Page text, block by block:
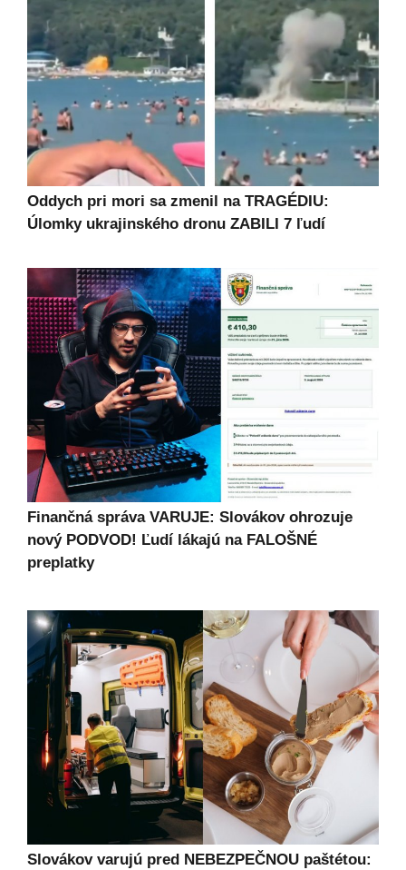
Oddych pri mori sa zmenil na TRAGÉDIU:
Úlomky ukrajinského dronu ZABILI 7 ľudí
Finančná správa VARUJE: Slovákov ohrozuje
nový PODVOD! Ľudí lákajú na FALOŠNÉ
preplatky
Slovákov varujú pred NEBEZPEČNOU paštétou: